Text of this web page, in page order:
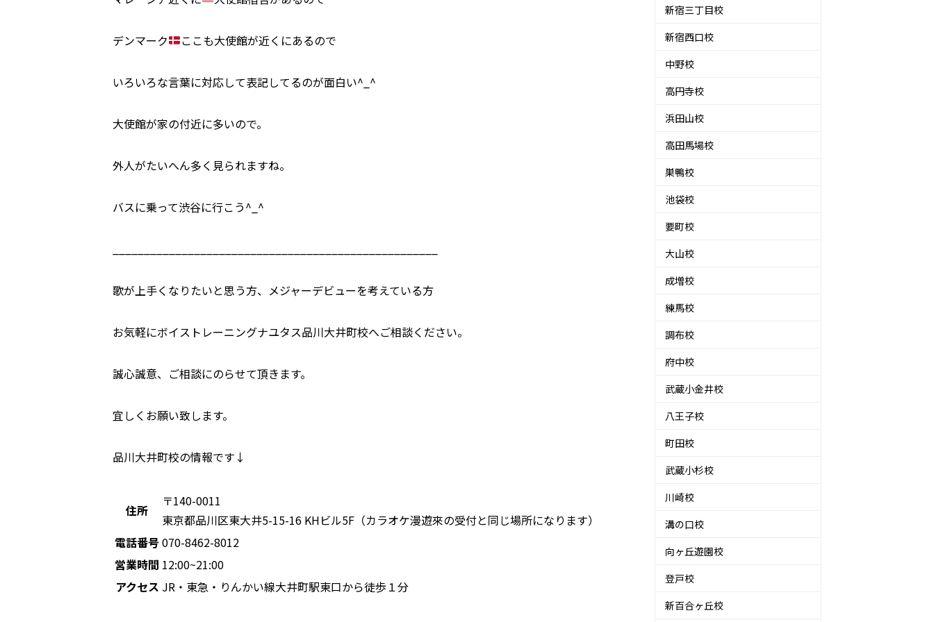
デンマーク ここも大使館が近くにあるので
いろいろな言葉に対応して表記してるのが面白い^_^
大使館が家の付近に多いので。
外人がたいへん多く見られますね。
バスに乗って渋谷に行こう^_^
歌が上手くなりたいと思う方、メジャーデビューを考えている方
お気軽にボイストレーニングナユタス品川大井町校へご相談ください。
誠心誠意、ご相談にのらせて頂きます。
宜しくお願い致します。
品川大井町校の情報です↓
住所
〒140-0011
東京都品川区東大井5-15-16 KHビル5F（カラオケ漫遊來の受付と同じ場所になります）
電話番号070-8462-8012
営業時間 12:00~21:00
アクセス JR・東急・りんかい線大井町駅東口から徒歩１分
新宿三丁目校
新宿西口校
中野校
高円寺校
浜田山校
高田馬場校
巣鴨校
池袋校
要町校
大山校
成増校
練馬校
調布校
府中校
武蔵小金井校
八王子校
町田校
武蔵小杉校
川崎校
溝の口校
向ヶ丘遊園校
登戸校
新百合ヶ丘校